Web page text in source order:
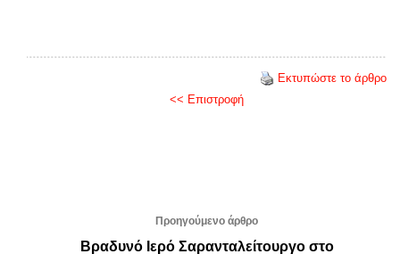
Εκτυπώστε το άρθρο
<< Επιστροφή
Προηγούμενο άρθρο
Βραδυνό Ιερό Σαρανταλείτουργο στο